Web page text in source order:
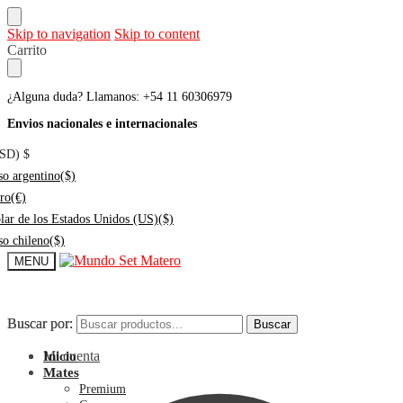
Skip to navigation Skip to content
Carrito
¿Alguna duda? Llamanos: +54 11 60306979
Envios nacionales e internacionales
$
argentino($)
(€)
de los Estados Unidos (US)($)
chileno($)
MENU
Buscar por: Buscar
Mi cuenta
Buscar por: Buscar
Inicio
Mates
Premium